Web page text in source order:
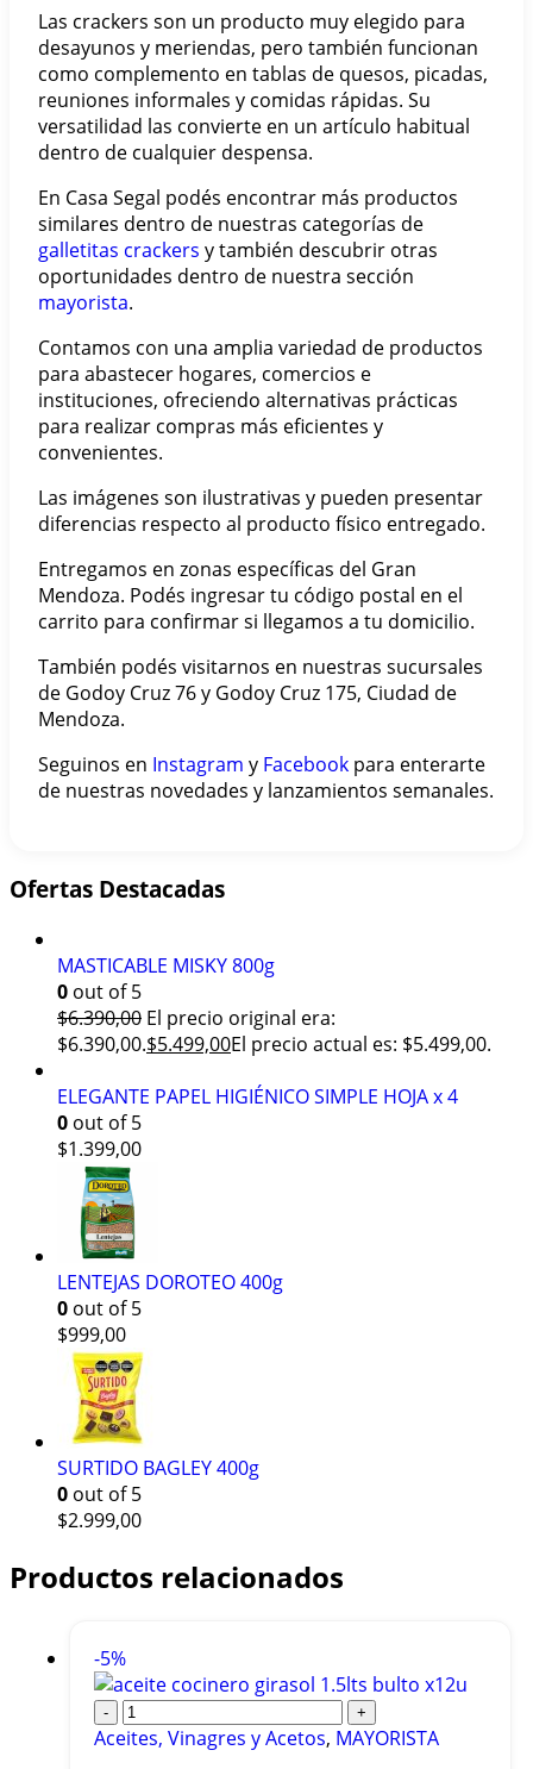
Las crackers son un producto muy elegido para
desayunos y meriendas, pero también funcionan
como complemento en tablas de quesos, picadas,
reuniones informales y comidas rápidas. Su
versatilidad las convierte en un artículo habitual
dentro de cualquier despensa.
En Casa Segal podés encontrar más productos
similares dentro de nuestras categorías de
galletitas crackers y también descubrir otras
oportunidades dentro de nuestra sección
mayorista.
Contamos con una amplia variedad de productos
para abastecer hogares, comercios e
instituciones, ofreciendo alternativas prácticas
para realizar compras más eficientes y
convenientes.
Las imágenes son ilustrativas y pueden presentar
diferencias respecto al producto físico entregado.
Entregamos en zonas específicas del Gran
Mendoza. Podés ingresar tu código postal en el
carrito para confirmar si llegamos a tu domicilio.
También podés visitarnos en nuestras sucursales
de Godoy Cruz 76 y Godoy Cruz 175, Ciudad de
Mendoza.
Seguinos en Instagram y Facebook para enterarte
de nuestras novedades y lanzamientos semanales.
Ofertas Destacadas
MASTICABLE MISKY 800g
0 out of 5
$6.390,00 El precio original era:
$6.390,00.$5.499,00El precio actual es: $5.499,00.
ELEGANTE PAPEL HIGIÉNICO SIMPLE HOJA x 4
0 out of 5
$1.399,00
LENTEJAS DOROTEO 400g
0 out of 5
$999,00
SURTIDO BAGLEY 400g
0 out of 5
$2.999,00
Productos relacionados
-5%
- +
Aceites, Vinagres y Acetos, MAYORISTA